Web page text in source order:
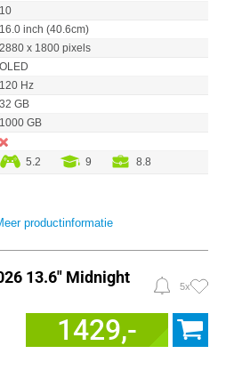
10
16.0 inch (40.6cm)
2880 x 1800 pixels
OLED
120 Hz
32 GB
1000 GB
5.2 9 8.8
productinformatie
13.6" Midnight
5x
1429,-